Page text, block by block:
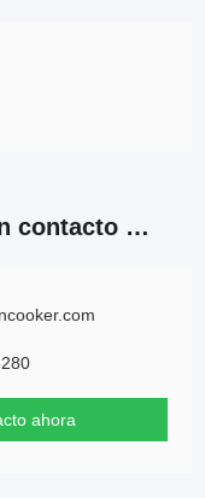
Éntrenos en contacto con
ahora